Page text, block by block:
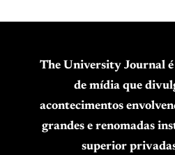
The University Journal
de mídia que
acontecimentos
grandes e renomadas
superior